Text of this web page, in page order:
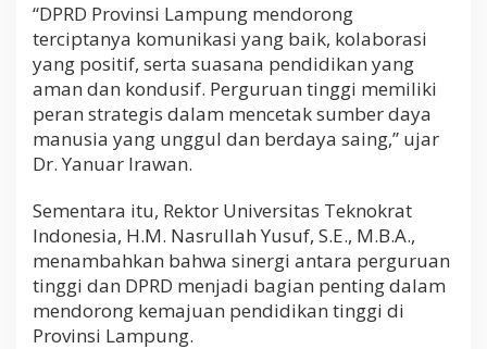
i
E
m
a
s
“DPRD Provinsi Lampung mendorong
terciptanya komunikasi yang baik, kolaborasi
yang positif, serta suasana pendidikan yang
aman dan kondusif. Perguruan tinggi memiliki
peran strategis dalam mencetak sumber daya
manusia yang unggul dan berdaya saing,” ujar
Dr. Yanuar Irawan.
Sementara itu, Rektor Universitas Teknokrat
Indonesia, H.M. Nasrullah Yusuf, S.E., M.B.A.,
menambahkan bahwa sinergi antara perguruan
tinggi dan DPRD menjadi bagian penting dalam
mendorong kemajuan pendidikan tinggi di
Provinsi Lampung.